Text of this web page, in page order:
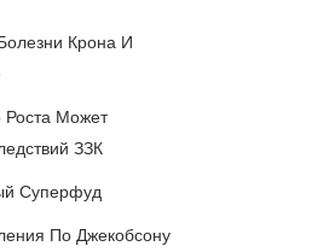
Крона И
Роста Может
ЗЗК
Суперфуд
По Джекобсону